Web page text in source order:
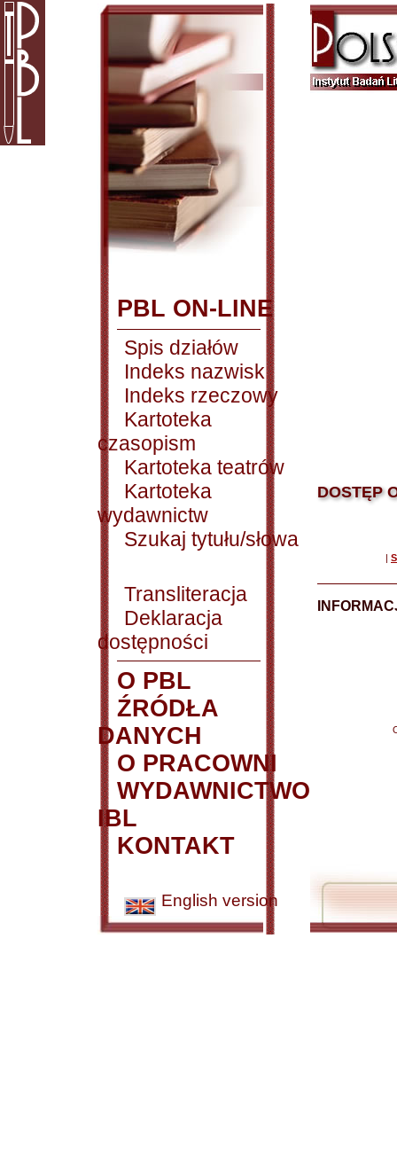
PBL ON-LINE
Spis działów
Indeks nazwisk
Indeks rzeczowy
Kartoteka
czasopism
Kartoteka teatrów
Kartoteka
wydawnictw
Szukaj tytułu/słowa
Transliteracja
Deklaracja
dostępności
O PBL
ŹRÓDŁA
DANYCH
O PRACOWNI
WYDAWNICTWO
IBL
KONTAKT
English version
DOSTĘP
|